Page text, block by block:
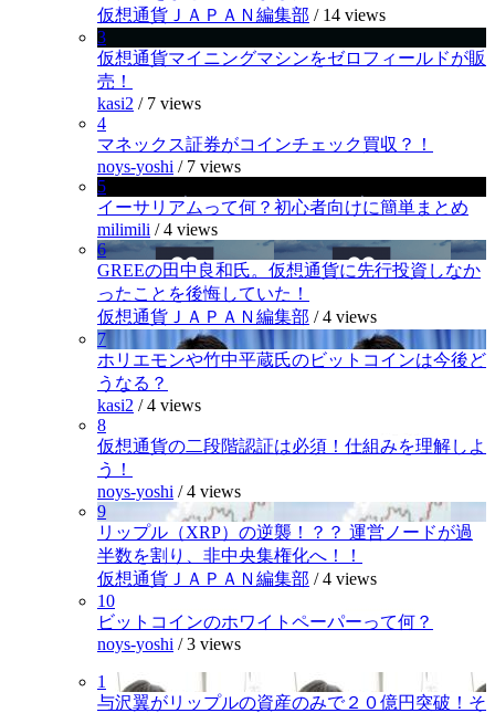
仮想通貨ＪＡＰＡＮ編集部 / 14 views
3
仮想通貨マイニングマシンをゼロフィールドが販
売！
kasi2 / 7 views
4
マネックス証券がコインチェック買収？！
noys-yoshi / 7 views
5
イーサリアムって何？初心者向けに簡単まとめ
milimili /4 views
6
GREEの田中良和氏。仮想通貨に先行投資しなか
ったことを後悔していた！
仮想通貨ＪＡＰＡＮ編集部 /4 views
7
ホリエモンや竹中平蔵氏のビットコインは今後ど
うなる？
kasi2 /4 views
8
仮想通貨の二段階認証は必須！仕組みを理解しよ
う！
noys-yoshi /4 views
9
リップル（XRP）の逆襲！？？ 運営ノードが過
半数を割り、非中央集権化へ！！
仮想通貨ＪＡＰＡＮ編集部 /4 views
10
ビットコインのホワイトペーパーって何？
noys-yoshi /3 views
1
与沢翼がリップルの資産のみで２０億円突破！そ